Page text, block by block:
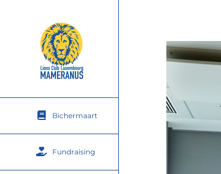
Bichermaart
Fundraising